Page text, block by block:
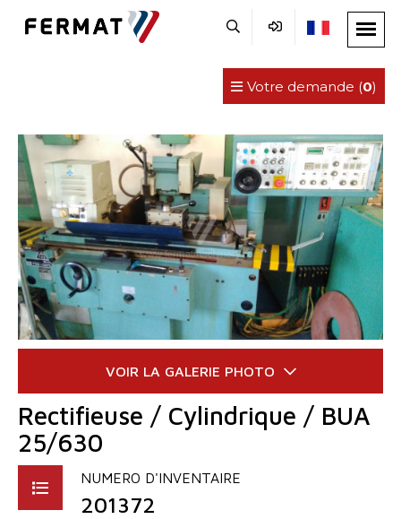
Votre demande (0)
Rectifieuse / Cylindrique / BUA
25/630
NUMERO D'INVENTAIRE
201372